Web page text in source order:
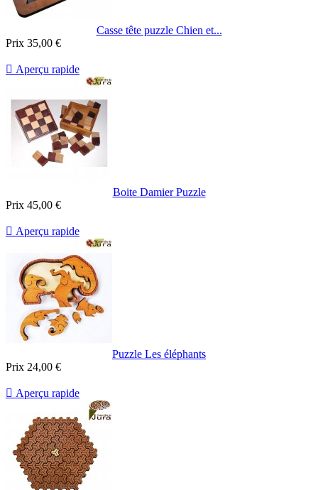
Casse tête puzzle Chien et...
Prix 35,00 €
 Aperçu rapide
Boite Damier Puzzle
Prix 45,00 €
 Aperçu rapide
Puzzle Les éléphants
Prix 24,00 €
 Aperçu rapide